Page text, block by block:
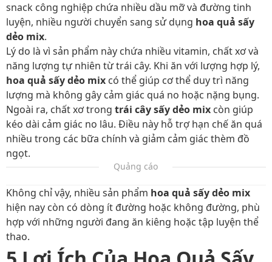
snack công nghiệp chứa nhiều dầu mỡ và đường tinh
luyện, nhiều người chuyển sang sử dụng hoa quả sấy
dẻo mix.
Lý do là vì sản phẩm này chứa nhiều vitamin, chất xơ và
năng lượng tự nhiên từ trái cây. Khi ăn với lượng hợp lý,
hoa quả sấy dẻo mix có thể giúp cơ thể duy trì năng
lượng mà không gây cảm giác quá no hoặc nặng bụng.
Ngoài ra, chất xơ trong trái cây sấy dẻo mix còn giúp
kéo dài cảm giác no lâu. Điều này hỗ trợ hạn chế ăn quá
nhiều trong các bữa chính và giảm cảm giác thèm đồ
ngọt.
Quảng cáo
Không chỉ vậy, nhiều sản phẩm hoa quả sấy dẻo mix
hiện nay còn có dòng ít đường hoặc không đường, phù
hợp với những người đang ăn kiêng hoặc tập luyện thể
thao.